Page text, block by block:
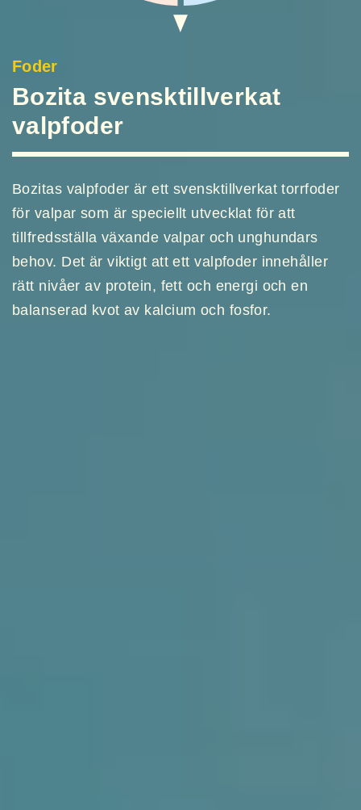
Foder
Bozita svensktillverkat
valpfoder
Bozitas valpfoder är ett svensktillverkat torrfoder
för valpar som är speciellt utvecklat för att
tillfredsställa växande valpar och unghundars
behov. Det är viktigt att ett valpfoder innehåller
rätt nivåer av protein, fett och energi och en
balanserad kvot av kalcium och fosfor.